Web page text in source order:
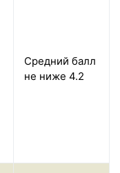
Средний балл
не ниже 4.2